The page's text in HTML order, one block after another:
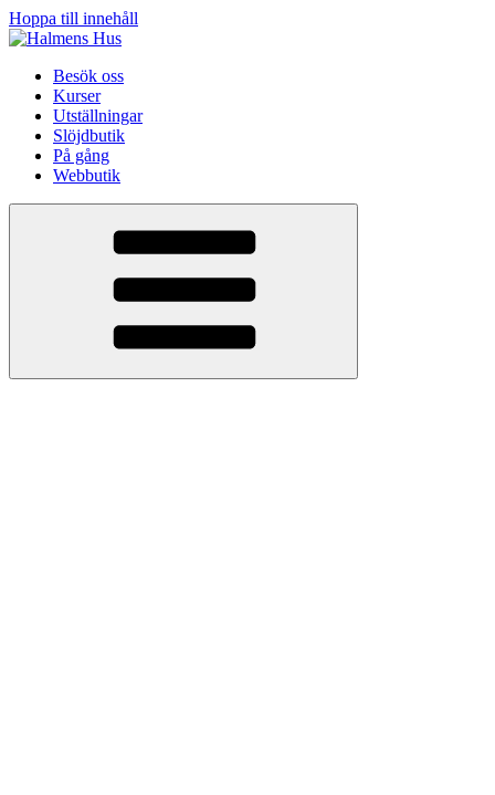
Hoppa till innehåll
Besök oss
Kurser
Utställningar
Slöjdbutik
På gång
Webbutik